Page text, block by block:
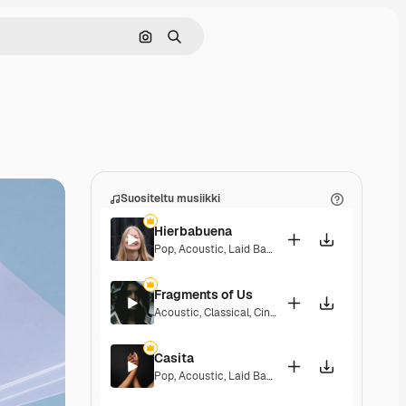
Hae kuvan perusteella
Haku
Suositeltu musiikki
Hierbabuena
Pop,Acoustic, Laid Back Peaceful,
Fragments of Us
Acoustic,Classical,Cinematic Dramatic
Casita
Pop,Acoustic, Laid Back Peaceful,